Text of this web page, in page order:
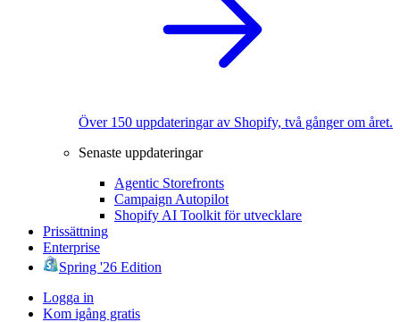
Över 150 uppdateringar av Shopify, två gånger om året.
Senaste uppdateringar
Agentic Storefronts
Campaign Autopilot
Shopify AI Toolkit för utvecklare
Prissättning
Enterprise
Spring '26 Edition
Logga in
Kom igång gratis